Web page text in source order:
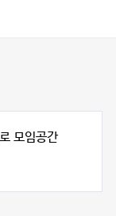
모임공간